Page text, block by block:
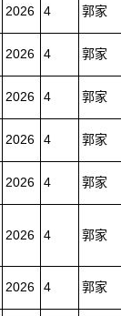
2026 4 郭家
2026 4 郭家
2026 4 郭家
2026 4 郭家
2026 4 郭家
2026 4 郭家
2026 4 郭家